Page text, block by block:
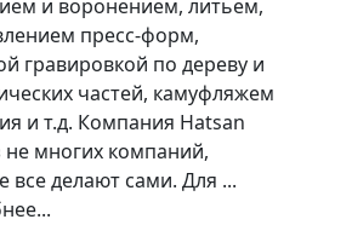
и воронением, литьем,
пресс-форм,
гравировкой по дереву и
частей, камуфляжем
и т.д. Компания Hatsan
не многих компаний,
все делают сами. Для ...